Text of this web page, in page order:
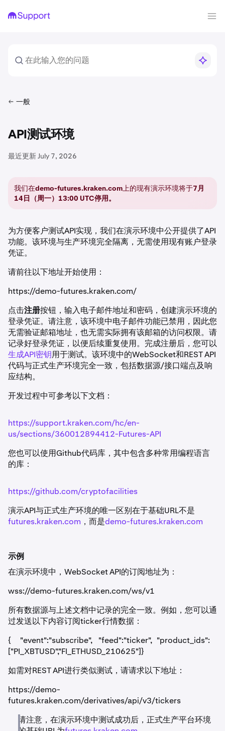
一般
API测试环境
最近更新July 7, 2026
我们在demo-futures.kraken.com上的现有演示环境将于7月
14日（周一）13:00 UTC停用。
为方便客户测试API实现，我们在演示环境中公开提供了API
功能。该环境与生产环境完全隔离，无需使用现有账户登录
凭证。
请前往以下地址开始使用：
https://demo-futures.kraken.com/
点击注册按钮，输入电子邮件地址和密码，创建演示环境的
登录凭证。请注意，该环境中电子邮件功能已禁用，因此您
无需验证邮箱地址，也无需实际拥有该邮箱的访问权限。请
记录好登录凭证，以便后续重复使用。完成注册后，您可以
生成API密钥用于测试。该环境中的WebSocket和REST API
代码与正式生产环境完全一致，包括数据源/接口端点及响
应结构。
开发过程中可参考以下文档：
https://support.kraken.com/hc/en-
us/sections/360012894412-Futures-API
您也可以使用Github代码库，其中包含多种常用编程语言
的库：
https://github.com/cryptofacilities
演示API与正式生产环境的唯一区别在于基础URL不是
futures.kraken.com ，而是demo-futures.kraken.com
示例
在演示环境中，WebSocket API的订阅地址为：
wss://demo-futures.kraken.com/ws/v1
所有数据源与上述文档中记录的完全一致。例如，您可以通
过发送以下内容订阅ticker行情数据：
{ "event":"subscribe", "feed":"ticker", "product_ids":
["PI_XBTUSD","FI_ETHUSD_210625"]}
如需对REST API进行类似测试，请请求以下地址：
https://demo-
futures.kraken.com/derivatives/api/v3/tickers
请注意，在演示环境中测试成功后，正式生产平台环境